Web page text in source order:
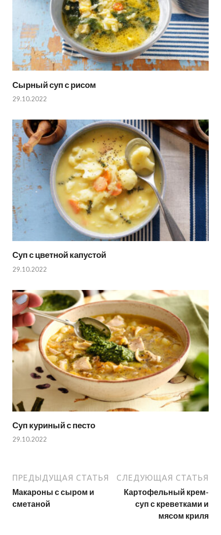
Сырный суп с рисом
29.10.2022
Суп с цветной капустой
29.10.2022
Суп куриный с песто
29.10.2022
ПРЕДЫДУЩАЯ СТАТЬЯ
Макароны с сыром и
сметаной
СЛЕДУЮЩАЯ СТАТЬЯ
Картофельный крем-
суп с креветками и
мясом криля